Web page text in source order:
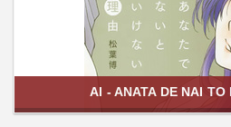
AI - ANATA DE NAI TO